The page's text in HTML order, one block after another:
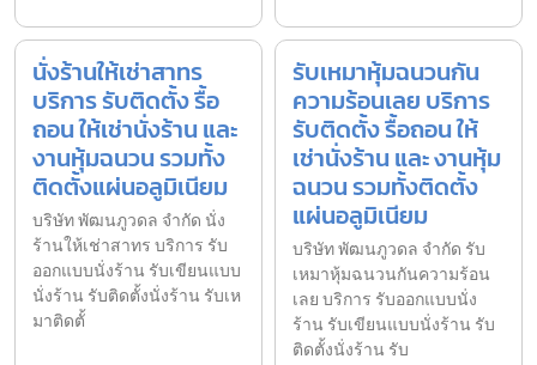
นั่งร้านให้เช่าสาทร
บริการ รับติดตั้ง รื้อ
ถอน ให้เช่านั่งร้าน และ
งานหุ้มฉนวน รวมทั้ง
ติดตั้งแผ่นอลูมิเนียม
บริษัท พัฒนภูวดล จำกัด นั่ง
ร้านให้เช่าสาทร บริการ รับ
ออกแบบนั่งร้าน รับเขียนแบบ
นั่งร้าน รับติดตั้งนั่งร้าน รับเห
มาติดตั้
รับเหมาหุ้มฉนวนกัน
ความร้อนเลย บริการ
รับติดตั้ง รื้อถอน ให้
เช่านั่งร้าน และ งานหุ้ม
ฉนวน รวมทั้งติดตั้ง
แผ่นอลูมิเนียม
บริษัท พัฒนภูวดล จำกัด รับ
เหมาหุ้มฉนวนกันความร้อน
เลย บริการ รับออกแบบนั่ง
ร้าน รับเขียนแบบนั่งร้าน รับ
ติดตั้งนั่งร้าน รับ